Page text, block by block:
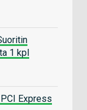
1 kpl
Express